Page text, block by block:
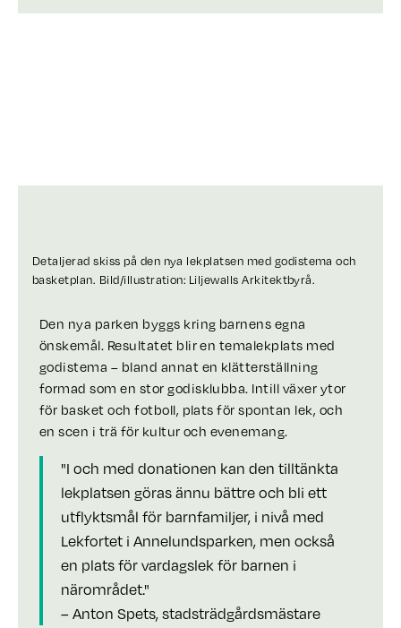
Detaljerad skiss på den nya lekplatsen med godistema och
basketplan. Bild/illustration: Liljewalls Arkitektbyrå.
Den nya parken byggs kring barnens egna
önskemål. Resultatet blir en temalekplats med
godistema – bland annat en klätterställning
formad som en stor godisklubba. Intill växer ytor
för basket och fotboll, plats för spontan lek, och
en scen i trä för kultur och evenemang.
"I och med donationen kan den tilltänkta
lekplatsen göras ännu bättre och bli ett
utflyktsmål för barnfamiljer, i nivå med
Lekfortet i Annelundsparken, men också
en plats för vardagslek för barnen i
närområdet."
– Anton Spets, stadsträdgårdsmästare